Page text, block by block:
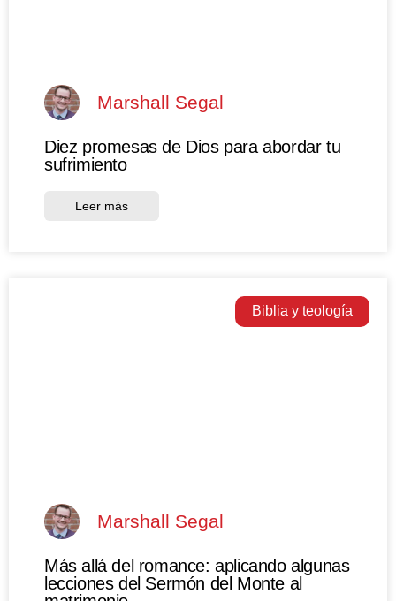
Marshall Segal
Diez promesas de Dios para abordar tu
sufrimiento
Leer más
Biblia y teología
Marshall Segal
Más allá del romance: aplicando algunas
lecciones del Sermón del Monte al